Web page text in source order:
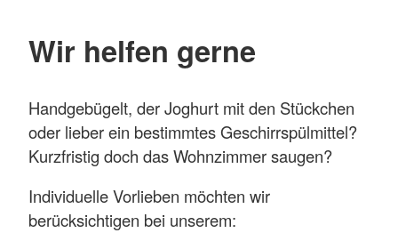
Wir helfen gerne
Handgebügelt, der Joghurt mit den Stückchen
oder lieber ein bestimmtes Geschirrspülmittel?
Kurzfristig doch das Wohnzimmer saugen?
Individuelle Vorlieben möchten wir
berücksichtigen bei unserem: